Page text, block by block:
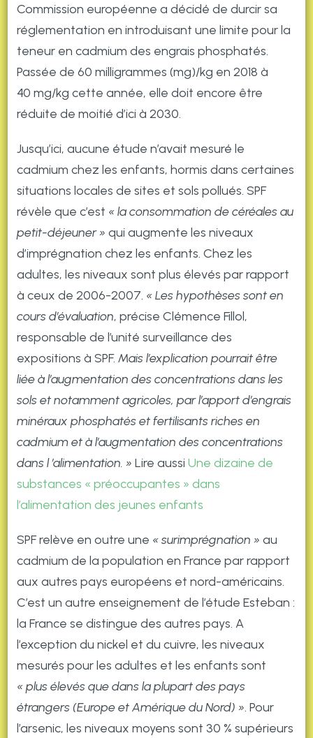
Commission européenne a décidé de durcir sa
réglementation en introduisant une limite pour la
teneur en cadmium des engrais phosphatés.
Passée de 60 milligrammes (mg)/kg en 2018 à
40 mg/kg cette année, elle doit encore être
réduite de moitié d’ici à 2030.
Jusqu’ici, aucune étude n’avait mesuré le
cadmium chez les enfants, hormis dans certaines
situations locales de sites et sols pollués. SPF
révèle que c’est « la consommation de céréales au
petit-déjeuner » qui augmente les niveaux
d’imprégnation chez les enfants. Chez les
adultes, les niveaux sont plus élevés par rapport
à ceux de 2006-2007. « Les hypothèses sont en
cours d’évaluation, précise Clémence Fillol,
responsable de l’unité surveillance des
expositions à SPF. Mais l’explication pourrait être
liée à l’augmentation des concentrations dans les
sols et notamment agricoles, par l’apport d’engrais
minéraux phosphatés et fertilisants riches en
cadmium et à l’augmentation des concentrations
dans l ’alimentation. » Lire aussiUne dizaine de
substances « préoccupantes » dans
l’alimentation des jeunes enfants
SPF relève en outre une « surimprégnation » au
cadmium de la population en France par rapport
aux autres pays européens et nord-américains.
C’est un autre enseignement de l’étude Esteban :
la France se distingue des autres pays. A
l’exception du nickel et du cuivre, les niveaux
mesurés pour les adultes et les enfants sont
« plus élevés que dans la plupart des pays
étrangers (Europe et Amérique du Nord) ». Pour
l’arsenic, les niveaux moyens sont 30 % supérieurs